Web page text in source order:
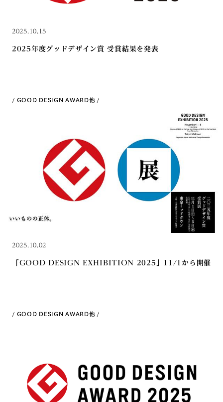
2025.10.15
2025年度グッドデザイン賞 受賞結果を発表
GOOD DESIGN AWARD他
2025.10.02
「GOOD DESIGN EXHIBITION 2025」11/1から開催
GOOD DESIGN AWARD他